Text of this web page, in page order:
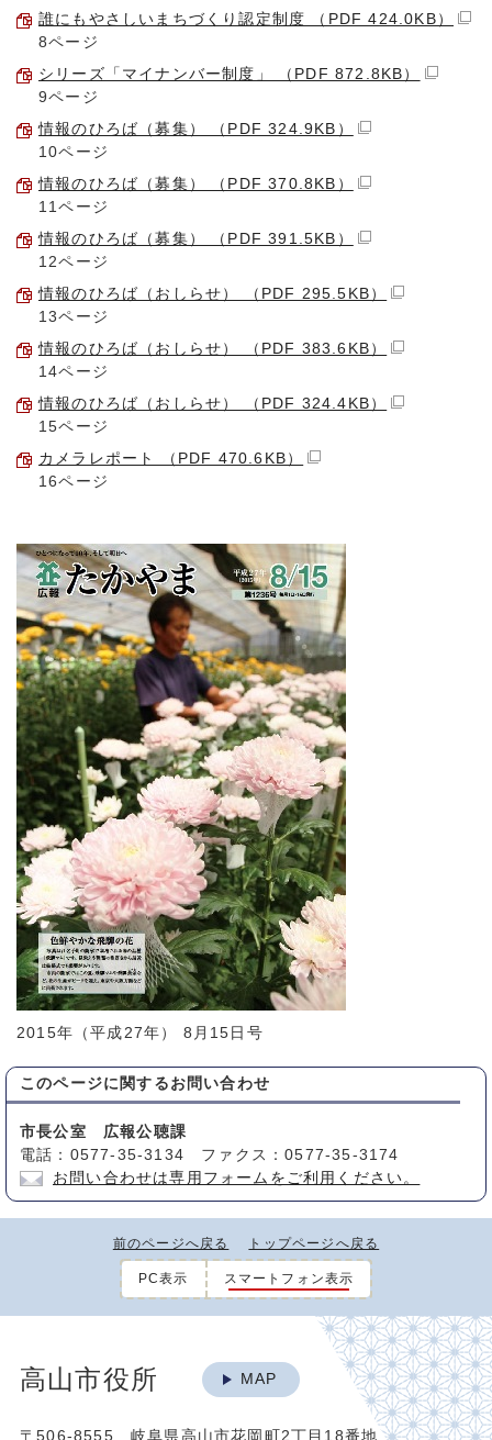
誰にもやさしいまちづくり認定制度 （PDF 424.0KB）
8ページ
シリーズ「マイナンバー制度」 （PDF 872.8KB）
9ページ
情報のひろば（募集） （PDF 324.9KB）
10ページ
情報のひろば（募集） （PDF 370.8KB）
11ページ
情報のひろば（募集） （PDF 391.5KB）
12ページ
情報のひろば（おしらせ） （PDF 295.5KB）
13ページ
情報のひろば（おしらせ） （PDF 383.6KB）
14ページ
情報のひろば（おしらせ） （PDF 324.4KB）
15ページ
カメラレポート （PDF 470.6KB）
16ページ
2015年（平成27年） 8月15日号
このページに関する お問い合わせ
市長公室 広報公聴課
電話：0577-35-3134 ファクス：0577-35-3174
お問い合わせは専用フォームをご利用ください。
前のページへ戻る トップページへ戻る
PC表示 スマートフォン表示
高山市役所 MAP
〒506-8555 岐阜県高山市花岡町2丁目18番地